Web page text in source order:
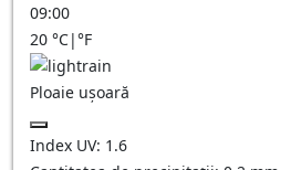
09:00
20 °C|°F
Ploaie ușoară
Index UV: 1.6